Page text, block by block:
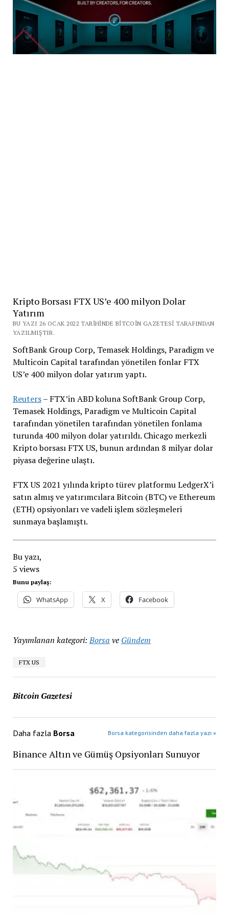
Kripto Borsası FTX US’e 400 milyon Dolar
Yatırım
BU YAZI 26 OCAK 2022 TARIHINDE BITCOIN GAZETESI TARAFINDAN
YAZILMIŞTIR.
SoftBank Group Corp, Temasek Holdings, Paradigm ve
Multicoin Capital tarafından yönetilen fonlar FTX
US’e 400 milyon dolar yatırım yaptı.
Reuters– FTX’in ABD koluna SoftBank Group Corp,
Temasek Holdings, Paradigm ve Multicoin Capital
tarafından yönetilen tarafından yönetilen fonlama
turunda 400 milyon dolar yatırıldı. Chicago merkezli
Kripto borsası FTX US, bunun ardından 8 milyar dolar
piyasa değerine ulaştı.
FTX US 2021 yılında kripto türev platformu LedgerX’i
satın almış ve yatırımcılara Bitcoin (BTC) ve Ethereum
(ETH) opsiyonları ve vadeli işlem sözleşmeleri
sunmaya başlamıştı.
Bu yazı,
5 views
Bunu paylaş:
WhatsApp X Facebook
Yayımlanan kategori: Borsa ve Gündem
FTX US
Bitcoin Gazetesi
Daha fazla Borsa Borsa kategorisinden daha fazla yazı »
Binance Altın ve Gümüş Opsiyonları Sunuyor